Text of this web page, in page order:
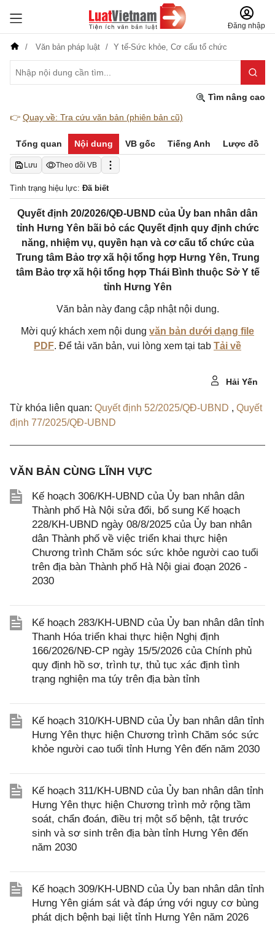
Đăng nhập
Văn bản pháp luật Y tế-Sức khỏe, Cơ cấu tổ chức
Tìm nâng cao
👉 Quay về: Tra cứu văn bản (phiên bản cũ)
Tổng quan Nội dung VB gốc Tiếng Anh Lược đồ
Lưu Theo dõi VB
Tình trạng hiệu lực: Đã biết
Quyết định 20/2026/QĐ-UBND của Ủy ban nhân dân
tỉnh Hưng Yên bãi bỏ các Quyết định quy định chức
năng, nhiệm vụ, quyền hạn và cơ cấu tổ chức của
Trung tâm Bảo trợ xã hội tổng hợp Hưng Yên, Trung
tâm Bảo trợ xã hội tổng hợp Thái Bình thuộc Sở Y tế
tỉnh Hưng Yên
Văn bản này đang cập nhật nội dung.
Mời quý khách xem nội dung văn bản dưới dạng file
PDF. Để tải văn bản, vui lòng xem tại tab Tải về
Hải Yến
Từ khóa liên quan: Quyết định 52/2025/QĐ-UBND , Quyết
định 77/2025/QĐ-UBND
VĂN BẢN CÙNG LĨNH VỰC
Kế hoạch 306/KH-UBND của Ủy ban nhân dân
Thành phố Hà Nội sửa đổi, bổ sung Kế hoạch
228/KH-UBND ngày 08/8/2025 của Ủy ban nhân
dân Thành phố về việc triển khai thực hiện
Chương trình Chăm sóc sức khỏe người cao tuổi
trên địa bàn Thành phố Hà Nội giai đoạn 2026 -
2030
Kế hoạch 283/KH-UBND của Ủy ban nhân dân tỉnh
Thanh Hóa triển khai thực hiện Nghị định
166/2026/NĐ-CP ngày 15/5/2026 của Chính phủ
quy định hồ sơ, trình tự, thủ tục xác định tình
trạng nghiện ma túy trên địa bàn tỉnh
Kế hoạch 310/KH-UBND của Ủy ban nhân dân tỉnh
Hưng Yên thực hiện Chương trình Chăm sóc sức
khỏe người cao tuổi tỉnh Hưng Yên đến năm 2030
Kế hoạch 311/KH-UBND của Ủy ban nhân dân tỉnh
Hưng Yên thực hiện Chương trình mở rộng tầm
soát, chẩn đoán, điều trị một số bệnh, tật trước
sinh và sơ sinh trên địa bàn tỉnh Hưng Yên đến
năm 2030
Kế hoạch 309/KH-UBND của Ủy ban nhân dân tỉnh
Hưng Yên giám sát và đáp ứng với nguy cơ bùng
phát dịch bệnh bại liệt tỉnh Hưng Yên năm 2026